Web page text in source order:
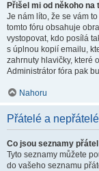
Přišel mi od někoho
Je nám líto, že se vám
tomto fóru obsahuje
vystopovat, kdo posílá
s úplnou kopií emailu,
zahrnuty hlavičky, které
Administrátor fóra pak
Nahoru
Přátelé a nepřátelé
Co jsou seznamy
Tyto seznamy můžete
do vašeho seznamu